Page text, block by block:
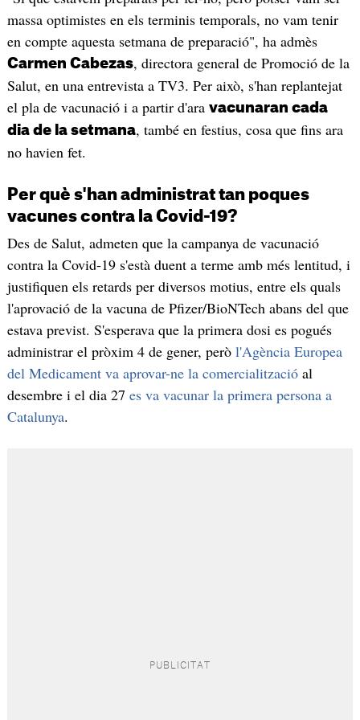
massa optimistes en els terminis temporals, no vam tenir
en compte aquesta setmana de preparació", ha admès
Carmen Cabezas, directora general de Promoció de la
Salut, en una entrevista a TV3. Per això, s'han replantejat
el pla de vacunació i a partir d'ara vacunaran cada
dia de la setmana, també en festius, cosa que fins ara
no havien fet.
Per què s'han administrat tan poques
vacunes contra la Covid-19?
Des de Salut, admeten que la campanya de vacunació
contra la Covid-19 s'està duent a terme amb més lentitud, i
justifiquen els retards per diversos motius, entre els quals
l'aprovació de la vacuna de Pfizer/BioNTech abans del que
estava previst. S'esperava que la primera dosi es pogués
administrar el pròxim 4 de gener, peròl'Agència Europea
del Medicament va aprovar-ne la comercialitzacióal
desembre i el dia 27 es va vacunar la primera persona a
Catalunya.